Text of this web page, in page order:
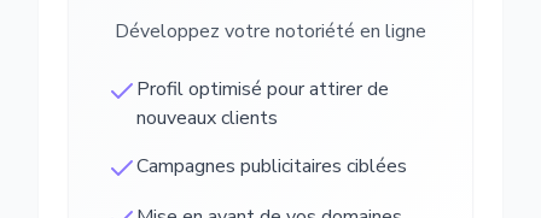
Développez votre notoriété en ligne
Profil optimisé pour attirer de
nouveaux clients
Campagnes publicitaires ciblées